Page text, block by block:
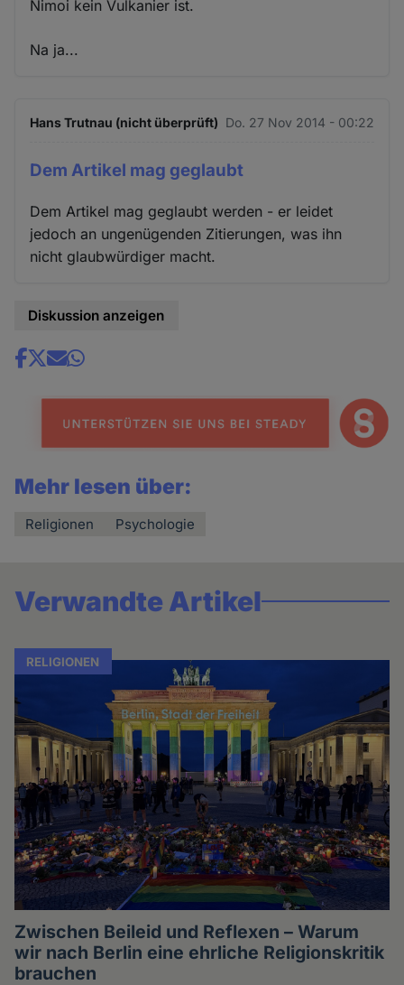
Nimoi kein Vulkanier ist.
Na ja...
Hans Trutnau (nicht überprüft) Do. 27 Nov 2014 - 00:22
Dem Artikel mag geglaubt
Dem Artikel mag geglaubt werden - er leidet
jedoch an ungenügenden Zitierungen, was ihn
nicht glaubwürdiger macht.
Diskussion anzeigen
Share
news
Mehr lesen über:
Religionen Psychologie
Verwandte Artikel
RELIGIONEN
Zwischen Beileid und Reflexen – Warum
wir nach Berlin eine ehrliche Religionskritik
brauchen